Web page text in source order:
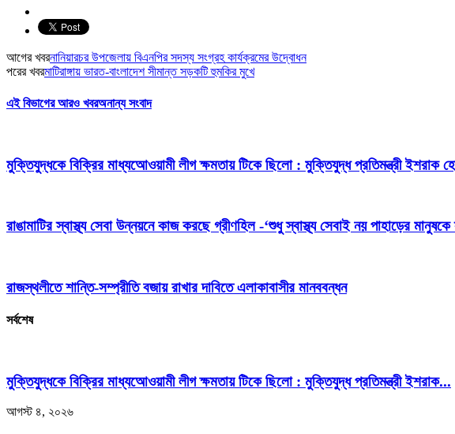
আগের খবরনানিয়ারচর উপজেলায় বিএনপির সদস্য সংগ্রহ কার্যক্রমের উদ্বোধন
পরের খবরমাটিরাঙ্গায় ভারত-বাংলাদেশ সীমান্ত সড়কটি হুমকির মুখে
এই বিভাগের আরও খবরঅনান্য সংবাদ
মুক্তিযুদ্ধকে বিক্রির মাধ্যআেওয়ামী লীগ ক্ষমতায় টিকে ছিলো : মুক্তিযুদ্ধ প্রতিমন্ত্রী ইশরাক
রাঙামাটির স্বাস্থ্য সেবা উন্নয়নে কাজ করছে গ্রীণহিল -‘শুধু স্বাস্থ্য সেবাই নয় পাহাড়ের
রাজস্থলীতে শান্তি-সম্প্রীতি বজায় রাখার দাবিতে এলাকাবাসীর মানববন্ধন
সর্বশেষ
মুক্তিযুদ্ধকে বিক্রির মাধ্যআেওয়ামী লীগ ক্ষমতায় টিকে ছিলো : মুক্তিযুদ্ধ প্রতিমন্ত্রী ইশরাক...
আগস্ট ৪, ২০২৬